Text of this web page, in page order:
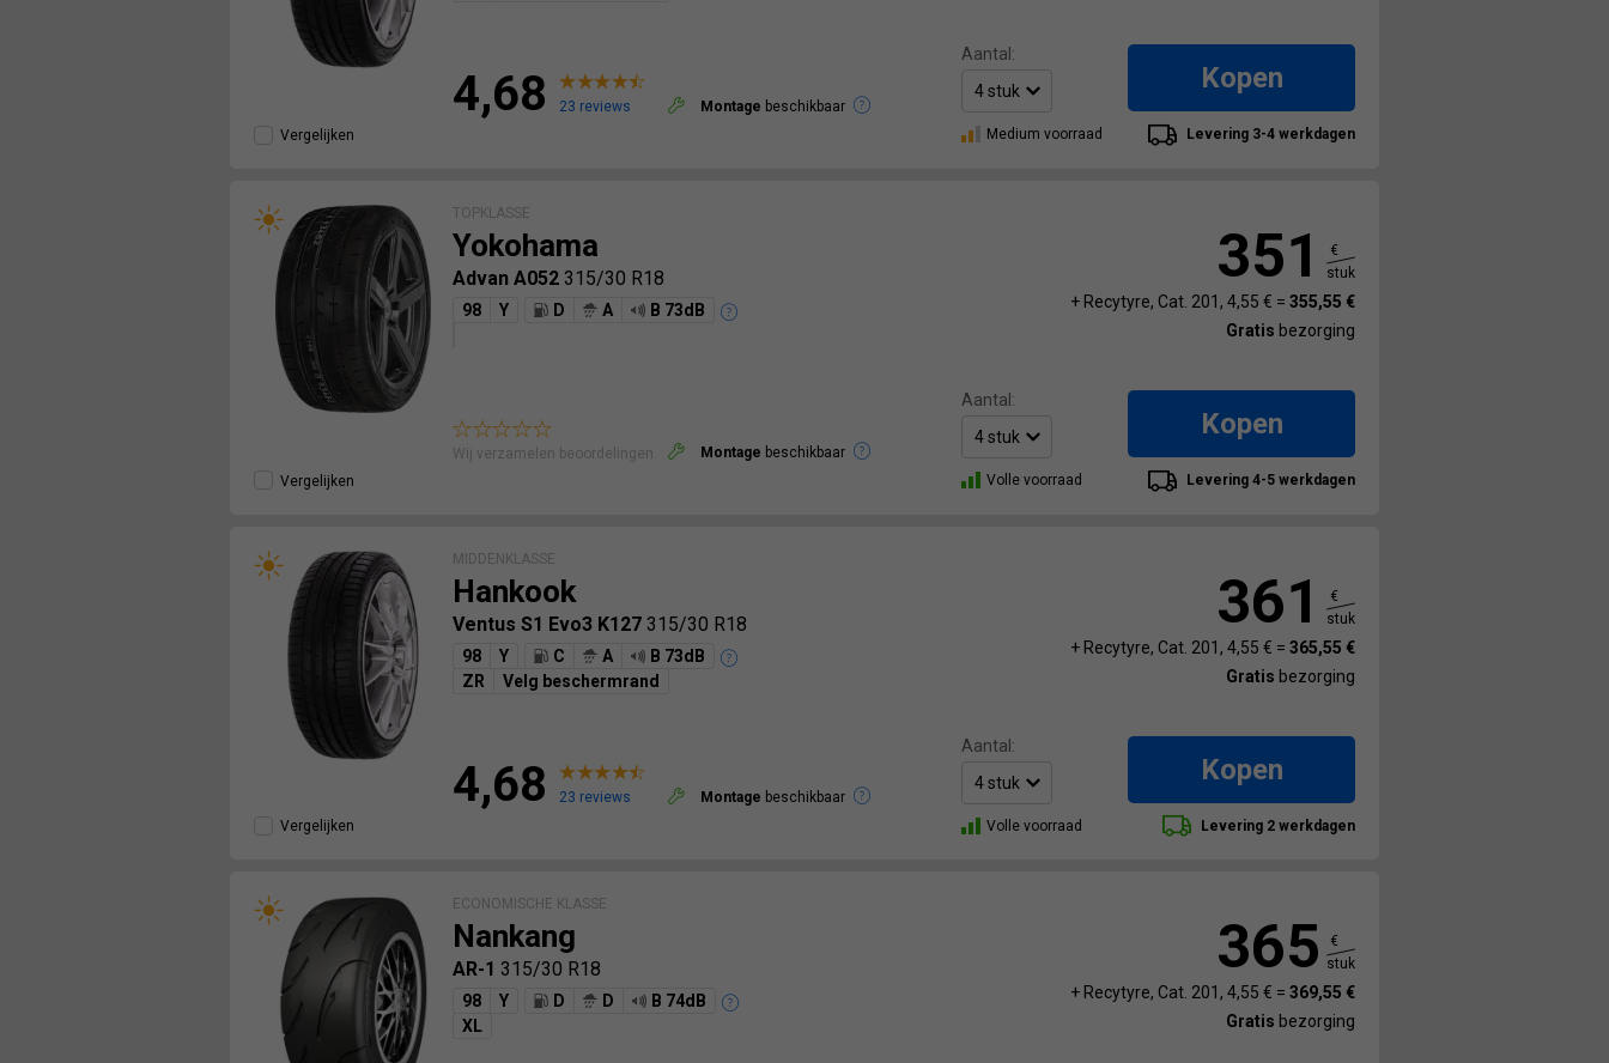
4,68 23 reviews Montage beschikbaar
Vergelijken
Aantal:
Kopen
Medium voorraad Levering 3-4 werkdagen
TOPKLASSE
Yokohama
Advan A052 315/30 R18
98 Y D A B 73dB
Wij verzamelen beoordelingen. Montage beschikbaar
Vergelijken
351
€
stuk
+ Recytyre, Cat. 201, 4,55 € = 355,55 €
Gratis bezorging
Aantal:
Kopen
Volle voorraad Levering 4-5 werkdagen
MIDDENKLASSE
Hankook
Ventus S1 Evo3 K127 315/30 R18
98 Y C A
B 73dB
ZR
Velg beschermrand
4,68 23 reviews Montage beschikbaar
Vergelijken
361
€
stuk
+ Recytyre, Cat. 201, 4,55 € = 365,55 €
Gratis bezorging
Aantal:
Kopen
Volle voorraad Levering 2 werkdagen
ECONOMISCHE KLASSE
Nankang
AR-1 315/30 R18
98 Y D D
B 74dB
XL
365
€
stuk
+ Recytyre, Cat. 201, 4,55 € = 369,55 €
Gratis bezorging